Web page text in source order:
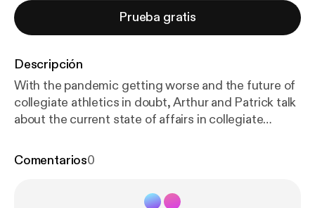
Prueba gratis
Descripción
With the pandemic getting worse and the future of
collegiate athletics in doubt, Arthur and Patrick talk
about the current state of affairs in collegiate
Comentarios0